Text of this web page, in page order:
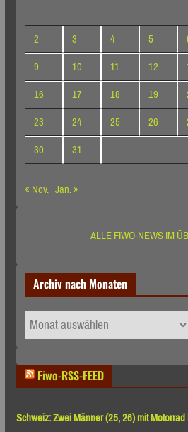
2
3 4 5
9
10 11 12
16
17 18 19
23
24 25 26
30
31
« Nov. Jan. »
ALLE FIWO-NEWS IM
Archiv nach Monaten
Archiv
nach
Fiwo-RSS-FEED
Schweiz: Zwei Männer (25, 26) mit